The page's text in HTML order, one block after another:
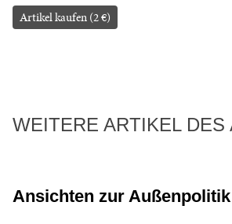
Artikel kaufen (2 €)
WEITERE ARTIKEL DES
Ansichten zur Außenpolitik